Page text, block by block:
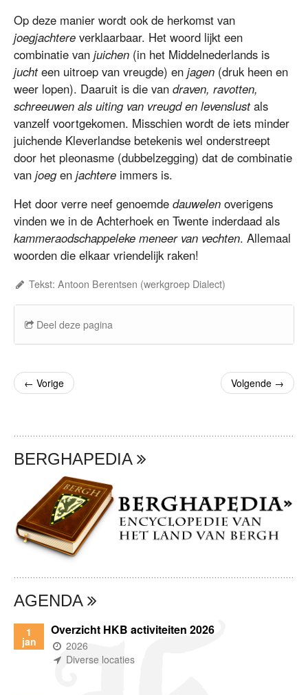
Op deze manier wordt ook de herkomst van
joegjachtere verklaarbaar. Het woord lijkt een
combinatie van juichen (in het Middelnederlands is
juchteen uitroep van vreugde) en jagen (druk heen en
weer lopen). Daaruit is die van draven, ravotten,
schreeuwen als uiting van vreugd en levenslustals
vanzelf voortgekomen. Misschien wordt de iets minder
juichende Kleverlandse betekenis wel onderstreept
door het pleonasme (dubbelzegging) dat de combinatie
van joegen jachtere immers is.
Het door verre neef genoemde dauwelen overigens
vinden we in de Achterhoek en Twente inderdaad als
kammeraodschappeleke meneer van vechten. Allemaal
woorden die elkaar vriendelijk raken!
Tekst: Antoon Berentsen (werkgroep Dialect)
Deel deze pagina
← Vorige Volgende →
BERGHAPEDIA
AGENDA
1
jan
Overzicht HKB activiteiten 2026
(wanneer)
2026
(waar)
Diverse locaties